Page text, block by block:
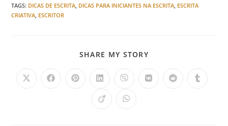
TAGS: DICAS DE ESCRITA, DICAS PARA INICIANTES NA ESCRITA, ESCRITA
CRIATIVA, ESCRITOR
SHARE MY STORY